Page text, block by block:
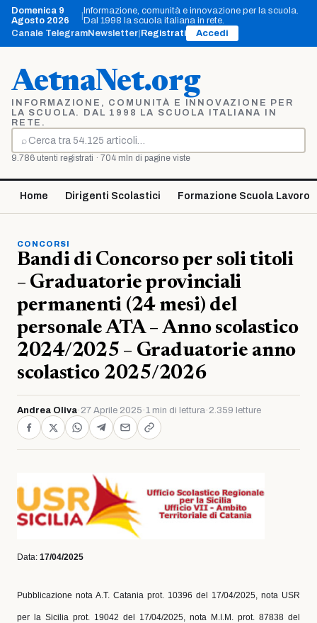
Vai
contenuto
Domenica 9
Agosto 2026
|Informazione, comunità e innovazione per la scuola.
Dal 1998 la scuola italiana in rete.
Canale TelegramNewsletter Registrati Accedi
AetnaNet.org
INFORMAZIONE, COMUNITÀ E INNOVAZIONE PER
LA SCUOLA. DAL 1998 LA SCUOLA ITALIANA IN
RETE.
⌕
Cerca
9.786 utenti registrati · 704 mln di pagine viste
Home Dirigenti Scolastici Formazione Scuola Lavoro
CONCORSI
Bandi di Concorso per soli titoli
– Graduatorie provinciali
permanenti (24 mesi) del
personale ATA – Anno scolastico
2024/2025 – Graduatorie anno
scolastico 2025/2026
Andrea Oliva· 27 Aprile 2025 ·1 min di lettura· 2.359 letture
Data: 17/04/2025
Pubblicazione nota A.T. Catania prot. 10396 del 17/04/2025, nota USR
per la Sicilia prot. 19042 del 17/04/2025, nota M.I.M. prot. 87838 del